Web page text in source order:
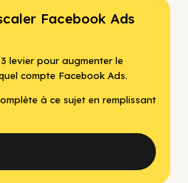
Facebook Ads
levier pour augmenter le
compte Facebook Ads.
à ce sujet en remplissant